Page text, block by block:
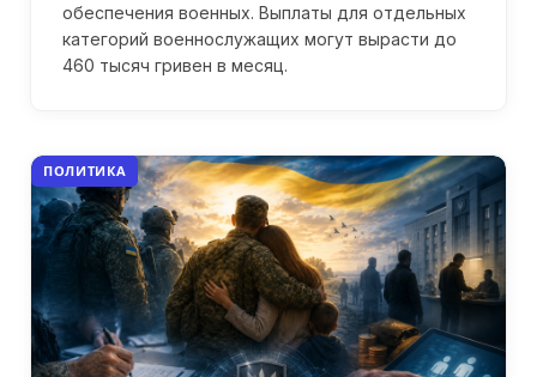
обеспечения военных. Выплаты для отдельных
категорий военнослужащих могут вырасти до
460 тысяч гривен в месяц.
ПОЛИТИКА